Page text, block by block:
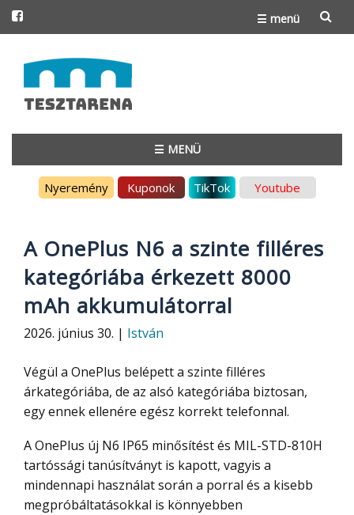
☰ menü
to
content
☰ MENÜ
Nyeremény Kuponok TikTok Youtube
A OnePlus N6 a szinte filléres
kategóriába érkezett 8000
mAh akkumulátorral
2026. június 30. | István
Végül a OnePlus belépett a szinte filléres
árkategóriába, de az alsó kategóriába biztosan,
egy ennek ellenére egész korrekt telefonnal.
A OnePlus új N6 IP65 minősítést és MIL-STD-810H
tartóssági tanúsítványt is kapott, vagyis a
mindennapi használat során a porral és a kisebb
megpróbáltatásokkal is könnyebben